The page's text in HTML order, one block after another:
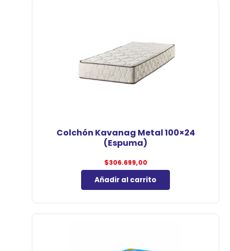
Colchón Kavanag Metal 100×24
(Espuma)
$306.699,00
Añadir al carrito